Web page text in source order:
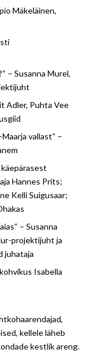
Mäkeläinen,
– Susanna Murel,
Adler, Puhta Vee
vallast“ –
Hannes Prits;
Kelli Suigusaar;
– Susanna
projektijuht ja
juhataja
Isabella
kellele läheb
kestlik areng.